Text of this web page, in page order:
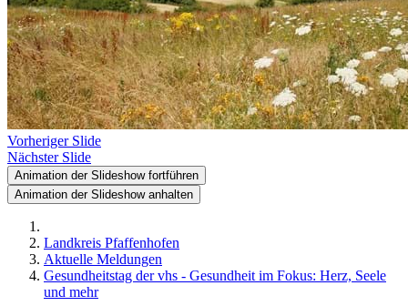
Vorheriger Slide
Nächster Slide
Animation der Slideshow fortführen
Animation der Slideshow anhalten
Landkreis Pfaffenhofen
Aktuelle Meldungen
Gesundheitstag der vhs - Gesundheit im Fokus: Herz, Seele
und mehr